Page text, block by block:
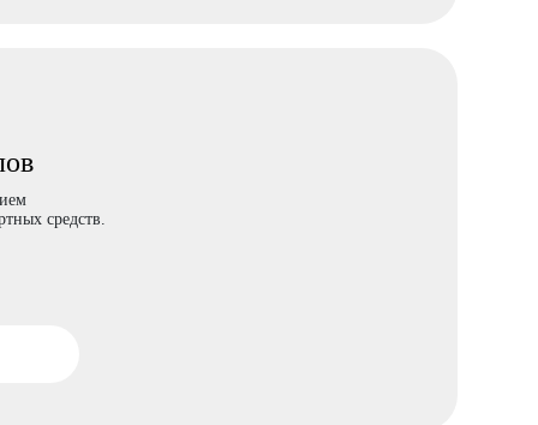
средств.